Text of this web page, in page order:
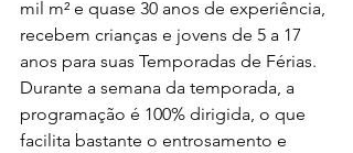
mil m² e quase 30 anos de experiência,
recebem crianças e jovens de 5 a 17
anos para suas Temporadas de Férias.
Durante a semana da temporada, a
programação é 100% dirigida, o que
facilita bastante o entrosamento e